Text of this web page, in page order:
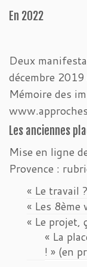
En 2022
Deux
décembre
Mémoire des
Les anciennes
Mise en ligne
Provence :
« Le travail
« Les 8ème
« Le projet,
« La
! » (en